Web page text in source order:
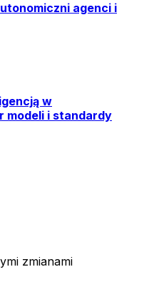
agenci i
w
modeli i standardy
zmianami